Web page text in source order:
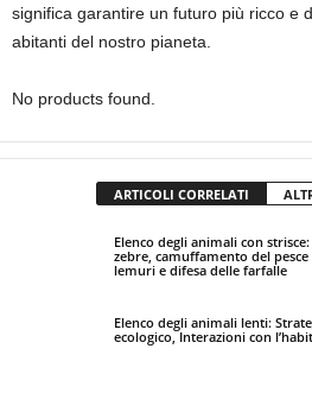
significa garantire un futuro più ricco e
abitanti del nostro pianeta.
No products found.
ARTICOLI CORRELATI
Elenco degli animali con
zebre, camuffamento del
lemuri e difesa delle farfalle
Elenco degli animali lenti:
ecologico, Interazioni con